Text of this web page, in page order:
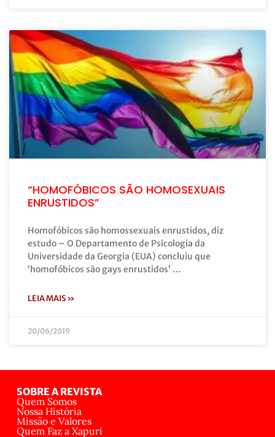
“HOMOFÓBICOS SÃO HOMOSEXUAIS
ENRUSTIDOS”
Homofóbicos são homossexuais enrustidos, diz
estudo – O Departamento de Psicologia da
Universidade da Georgia (EUA) concluiu que
‘homofóbicos são gays enrustidos’ …
LEIA MAIS »
20/06/2019
SOBRE A REVISTA
Quem Somos
Nossa História
Missão e Valores
Quem Faz a Xapuri